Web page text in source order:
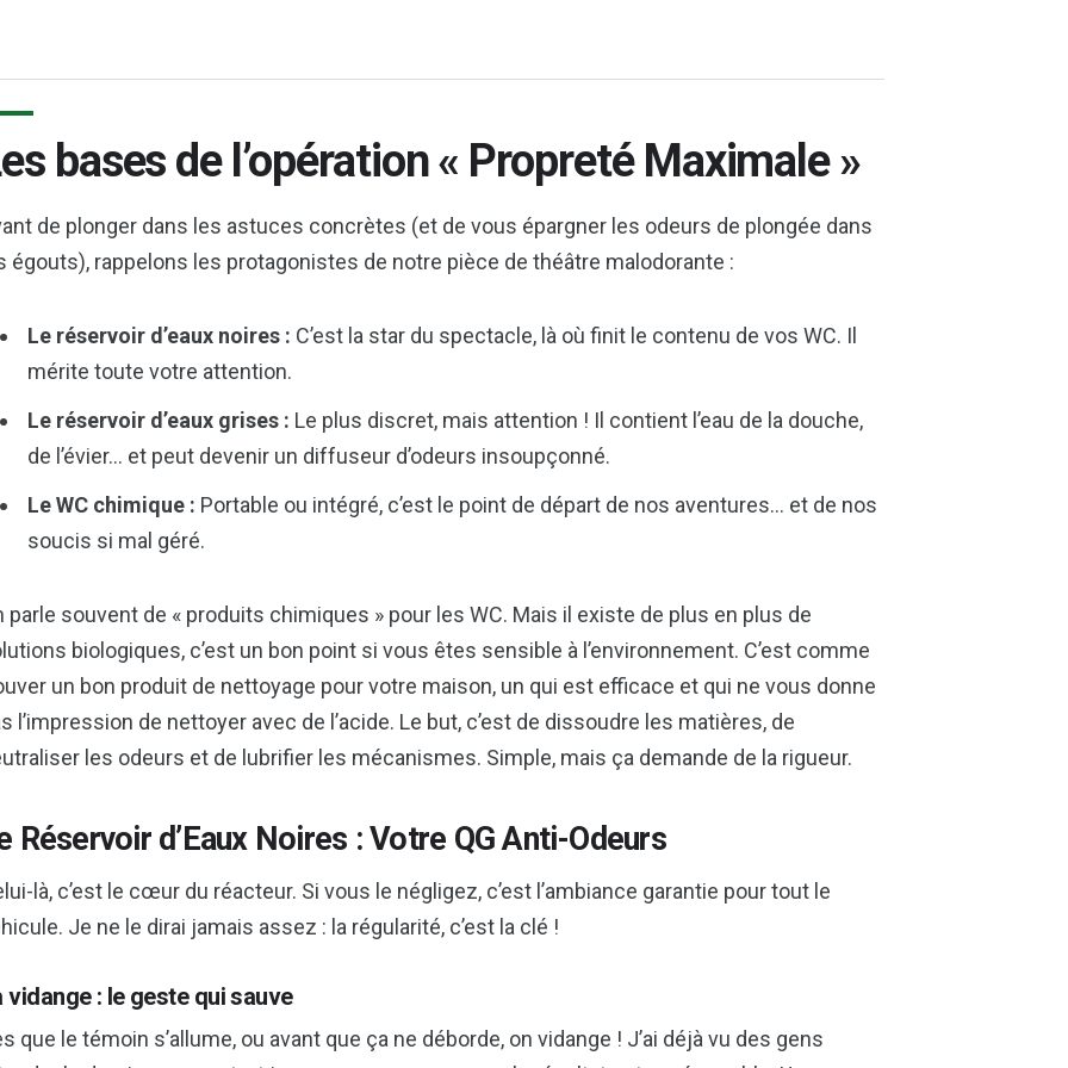
bases de l’opération « Propreté Maximale »
de plonger dans les astuces concrètes (et de vous épargner les odeurs de plongée dans
égouts), rappelons les protagonistes de notre pièce de théâtre malodorante :
Le réservoir d’eaux noires : C’est la star du spectacle, là où finit le contenu de vos WC. Il
mérite toute votre attention.
Le réservoir d’eaux grises : Le plus discret, mais attention ! Il contient l’eau de la douche,
de l’évier… et peut devenir un diffuseur d’odeurs insoupçonné.
Le WC chimique : Portable ou intégré, c’est le point de départ de nos aventures… et de nos
soucis si mal géré.
parle souvent de « produits chimiques » pour les WC. Mais il existe de plus en plus de
biologiques, c’est un bon point si vous êtes sensible à l’environnement. C’est comme
un bon produit de nettoyage pour votre maison, un qui est efficace et qui ne vous donne
l’impression de nettoyer avec de l’acide. Le but, c’est de dissoudre les matières, de
les odeurs et de lubrifier les mécanismes. Simple, mais ça demande de la rigueur.
Réservoir d’Eaux Noires : Votre QG Anti-Odeurs
là, c’est le cœur du réacteur. Si vous le négligez, c’est l’ambiance garantie pour tout le
Je ne le dirai jamais assez : la régularité, c’est la clé !
vidange : le geste qui sauve
que le témoin s’allume, ou avant que ça ne déborde, on vidange ! J’ai déjà vu des gens